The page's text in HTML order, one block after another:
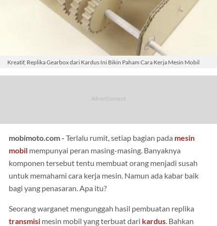
Kreatif, Replika Gearbox dari Kardus Ini Bikin Paham Cara Kerja Mesin Mobil
mobimoto.com - Terlalu rumit, setiap bagian pada mesin
mobil mempunyai peran masing-masing. Banyaknya
komponen tersebut tentu membuat orang menjadi susah
untuk memahami cara kerja mesin. Namun ada kabar baik
bagi yang penasaran. Apa itu?
Seorang warganet mengunggah hasil pembuatan replika
transmisi mesin mobil yang terbuat dari kardus . Bahkan